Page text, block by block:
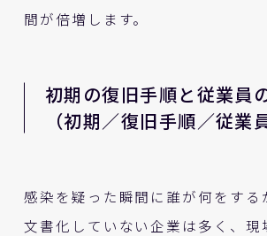
間が倍増します。
初期の復旧手順と従業員
（初期／復旧手順／従業員
感染を疑った瞬間に誰が何をする
文書化していない企業は多く、現